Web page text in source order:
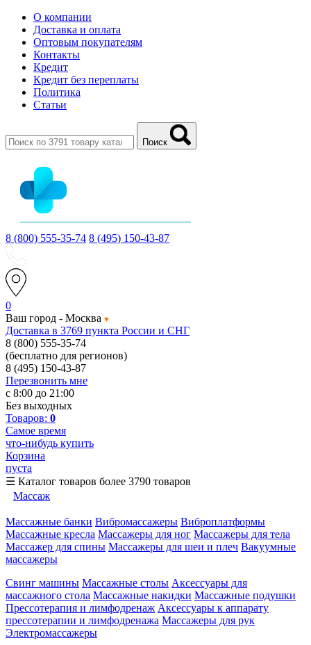
О компании
Доставка и оплата
Оптовым покупателям
Контакты
Кредит
Кредит без переплаты
Политика
Статьи
Поиск
8 (800) 555-35-74 8 (495) 150-43-87
0
Ваш город - Москва
Доставка в 3769 пункта России и СНГ
8 (800) 555-35-74
(бесплатно для регионов)
8 (495) 150-43-87
Перезвонить мне
с 8:00 до 21:00
Без выходных
Товаров: 0
Самое время
что-нибудь купить
Корзина
пуста
☰ Каталог товаров более 3790 товаров
Массаж
Массажные банки Вибромассажеры Виброплатформы
Массажные кресла Массажеры для ног Массажеры для тела
Массажер для спины Массажеры для шеи и плеч Вакуумные
массажеры
Свинг машины Массажные столы Аксессуары для
массажного стола Массажные накидки Массажные подушки
Прессотерапия и лимфодренаж Аксессуары к аппарату
прессотерапии и лимфодренажа Массажеры для рук
Электромассажеры